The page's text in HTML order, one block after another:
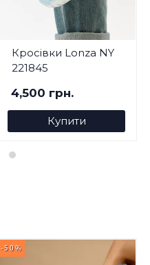
Кросівки Lonza NY
221845
4,500 грн.
Купити
-50%